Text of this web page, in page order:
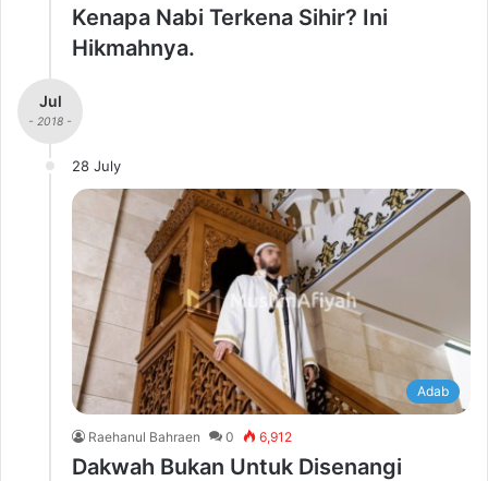
Kenapa Nabi Terkena Sihir? Ini
Hikmahnya.
Jul
- 2018 -
28 July
Adab
Raehanul Bahraen 0 6,912
Dakwah Bukan Untuk Disenangi